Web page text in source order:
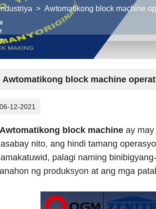
> Awtomatikong block machine
Awtomatikong block machine
06-12-2021
Awtomatikong block machine ay
nito, ang hindi tamang
palagi naming
ng produksyon at ang mga